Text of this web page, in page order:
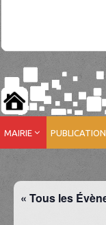
MAIRIE
« Tous les